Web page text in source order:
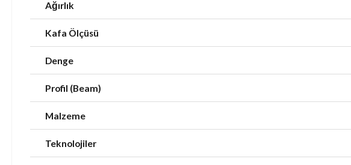
Ağırlık
Kafa Ölçüsü
Denge
Profil (Beam)
Malzeme
Teknolojiler